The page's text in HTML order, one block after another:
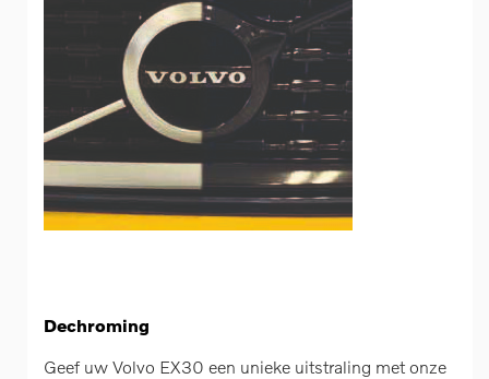
Dechroming
Geef uw Volvo EX30 een unieke uitstraling met onze